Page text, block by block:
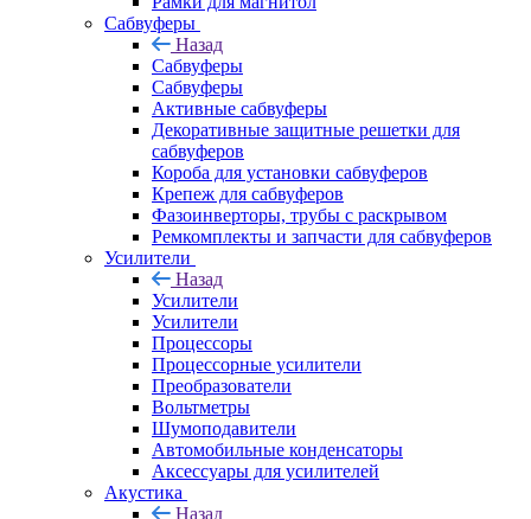
Сабвуферы
Назад
Сабвуферы
Сабвуферы
Активные сабвуферы
Декоративные защитные решетки для
сабвуферов
Короба для установки сабвуферов
Крепеж для сабвуферов
Фазоинверторы, трубы с раскрывом
Ремкомплекты и запчасти для сабвуферов
Усилители
Назад
Усилители
Усилители
Процессоры
Процессорные усилители
Преобразователи
Вольтметры
Шумоподавители
Автомобильные конденсаторы
Аксессуары для усилителей
Акустика
Назад